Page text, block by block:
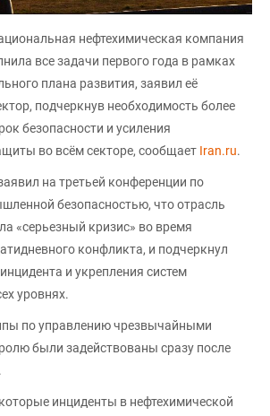
нефтехимическая компания
все задачи первого года в рамках
плана развития, заявил её
подчеркнув необходимость более
безопасности и усиления
во всём секторе, сообщает Iran.ru.
на третьей конференции по
безопасностью, что отрасль
«серьезный кризис» во время
конфликта, и подчеркнул
и укрепления систем
уровнях.
по управлению чрезвычайными
были задействованы сразу после
инциденты в нефтехимической